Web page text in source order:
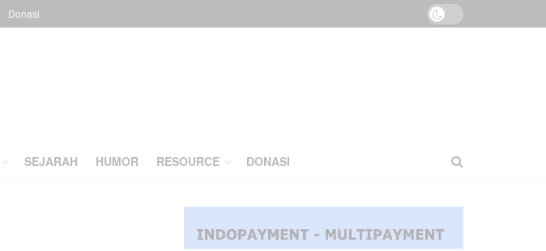
Donasi
SEJARAH HUMOR RESOURCE DONASI